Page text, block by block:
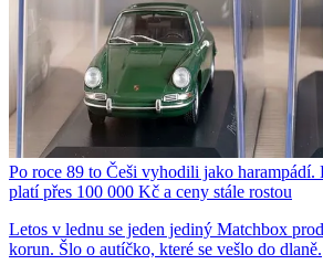
Po roce 89 to Češi vyhodili jako harampádí.
platí přes 100 000 Kč a ceny stále rostou
Letos v lednu se jeden jediný Matchbox
korun. Šlo o autíčko, které se vešlo do dlaně.